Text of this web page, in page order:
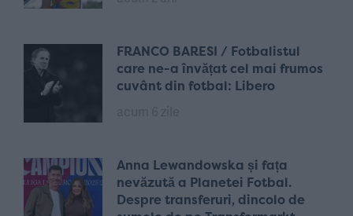
FRANCO BARESI / Fotbalistul
care ne-a învățat cel mai frumos
cuvânt din fotbal: Libero
Anna Lewandowska și fața
nevăzută a Planetei Fotbal.
Despre transferuri, dincolo de